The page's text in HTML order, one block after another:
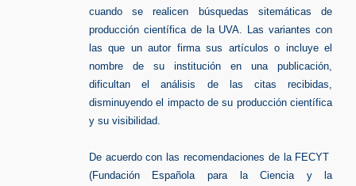
cuando se realicen búsquedas sitemáticas de
producción científica de la UVA. Las variantes con
las que un autor firma sus artículos o incluye el
nombre de su institución en una publicación,
dificultan el análisis de las citas recibidas,
disminuyendo el impacto de su producción científica
y su visibilidad.
De acuerdo con las recomendaciones de la FECYT
(Fundación Española para la Ciencia y la